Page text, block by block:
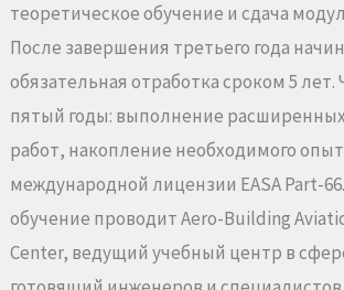
теоретическое обучение и сдача
После завершения третьего года
обязательная отработка сроком 5
пятый годы: выполнение
работ, накопление необходимого
международной лицензии EASA Part-
обучение проводит Aero-Building
Center, ведущий учебный центр в